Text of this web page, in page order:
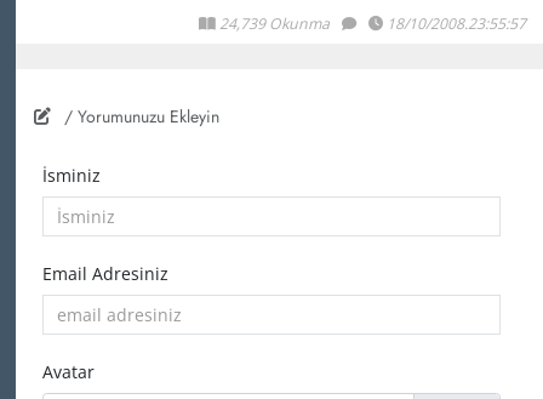
24,739 Okunma 18/10/2008.23:55:57
/ Yorumunuzu Ekleyin
İsminiz
Email Adresiniz
Avatar